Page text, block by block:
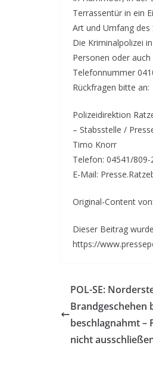
Terrassentür in ein
Art und Umfang des
Die Kriminalpolizei
Personen oder
Telefonnummer
Rückfragen bitte an:
Polizeidirektion
– Stabsstelle /
Timo Knorr
Telefon: 04541/809-
E-Mail:
Original-Content
Dieser Beitrag
https://
POL-SE:
Brandgeschehen
beschlagnahmt –
nicht